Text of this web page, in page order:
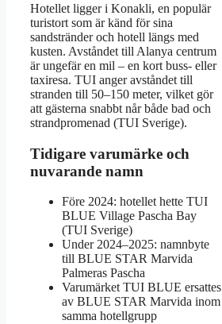
Hotellet ligger i Konakli, en populär
turistort som är känd för sina
sandstränder och hotell längs med
kusten. Avståndet till Alanya centrum
är ungefär en mil – en kort buss- eller
taxiresa. TUI anger avståndet till
stranden till 50–150 meter, vilket gör
att gästerna snabbt når både bad och
strandpromenad (TUI Sverige).
Tidigare varumärke och
nuvarande namn
Före 2024: hotellet hette TUI
BLUE Village Pascha Bay
(TUI Sverige)
Under 2024–2025: namnbyte
till BLUE STAR Marvida
Palmeras Pascha
Varumärket TUI BLUE ersattes
av BLUE STAR Marvida inom
samma hotellgrupp